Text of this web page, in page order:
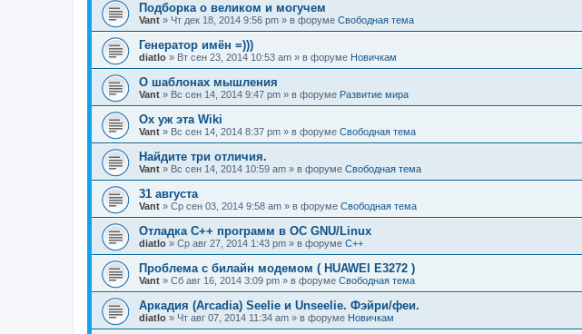
Подборка о великом и могучем
Vant » Чт дек 18, 2014 9:56 pm » в форуме Свободная тема
Генератор имён =)))
diatlo » Вт сен 23, 2014 10:53 am » в форуме Новичкам
О шаблонах мышления
Vant » Вс сен 14, 2014 9:47 pm » в форуме Развитие мира
Ох уж эта Wiki
Vant » Вс сен 14, 2014 8:37 pm » в форуме Свободная тема
Найдите три отличия.
Vant » Вс сен 14, 2014 10:59 am » в форуме Свободная тема
31 августа
Vant » Ср сен 03, 2014 9:58 am » в форуме Свободная тема
Отладка C++ программ в ОС GNU/Linux
diatlo » Ср авг 27, 2014 1:43 pm » в форуме C++
Проблема с билайн модемом ( HUAWEI E3272 )
Vant » Сб авг 16, 2014 3:09 pm » в форуме Свободная тема
Аркадия (Arcadia) Seelie и Unseelie. Фэйри/феи.
diatlo » Чт авг 07, 2014 11:34 am » в форуме Новичкам